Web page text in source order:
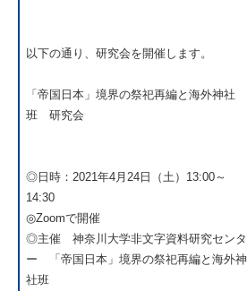
以下の通り、研究会を開催します。
「帝国日本」境界の祭祀再編と海外神社
班 研究会
◎日時：2021年4月24日（土）13:00～
14:30
◎Zoomで開催
◎主催 神奈川大学非文字資料研究センタ
ー 「帝国日本」境界の祭祀再編と海外神
社班